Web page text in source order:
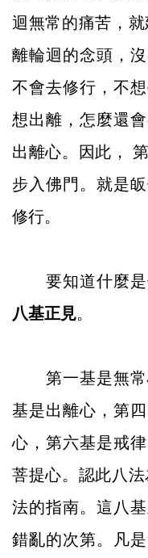
迴無常的痛苦，
離輪迴的念頭，
不會去修行，不
想出離，怎麼還
出離心。因此，
步入佛門。就是
修行。
要知道什麼是
八基正見。
第一基是無常
基是出離心，第
心，第六基是戒
菩提心。認此八
法的指南。這八
錯亂的次第。凡